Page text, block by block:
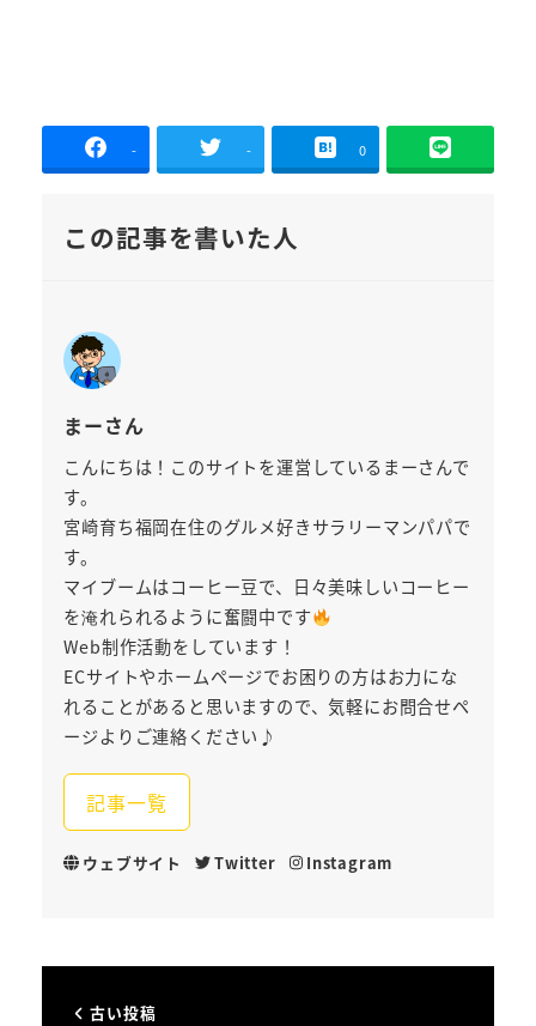
- - 0
この記事を書いた人
まーさん
こんにちは！このサイトを運営しているまーさんで
す。
宮崎育ち福岡在住のグルメ好きサラリーマンパパで
す。
マイブームはコーヒー豆で、日々美味しいコーヒー
を淹れられるように奮闘中です
Web制作活動をしています！
ECサイトやホームページでお困りの方はお力にな
れることがあると思いますので、気軽にお問合せペ
ージよりご連絡ください♪
記事一覧
ウェブサイト Twitter Instagram
古い投稿